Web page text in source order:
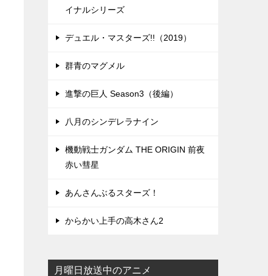
イナルシリーズ
デュエル・マスターズ!!（2019）
群青のマグメル
進撃の巨人 Season3（後編）
八月のシンデレラナイン
機動戦士ガンダム THE ORIGIN 前夜
赤い彗星
あんさんぶるスターズ！
からかい上手の高木さん2
月曜日放送中のアニメ